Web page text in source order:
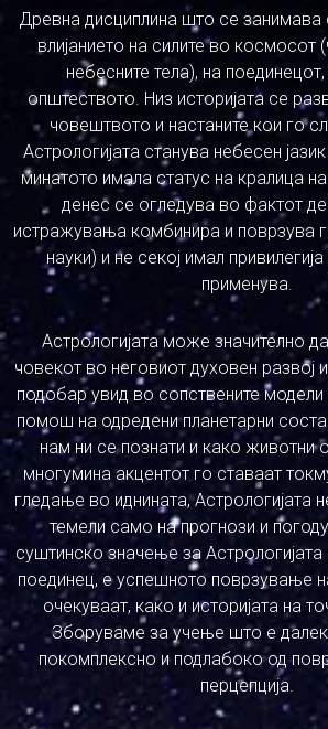
Древна дисциплина што се
влијанието на силите во космосот
небесните тела), на
општеството. Низ историјата се
човештвото и настаните кои го
Астрологијата станува небесен
минатото имала статус на кралица
денес се огледува во фактот
истражувања комбинира и поврзува
науки) и не секој имал привилегија
применува.
Астрологијата може значително
човекот во неговиот духовен развој
подобар увид во сопствените
помош на одредени планетарни
нам ни се познати и како животни
многумина акцентот го ставаат
гледање во иднината, Астрологијата
темели само на прогнози и
суштинско значење за
поединец, е успешното поврзување
очекуваат, како и историјата на
Зборуваме за учење што е
покомплексно и подлабоко од
перцепција.